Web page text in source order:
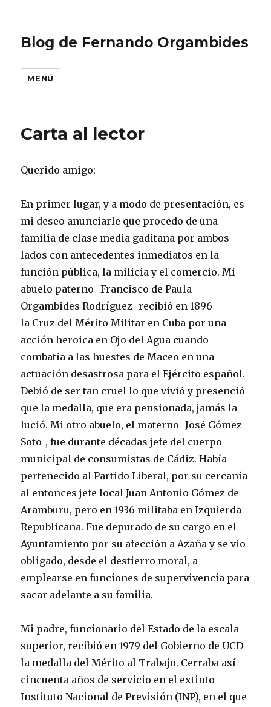
Blog de Fernando Orgambides
MENÚ
Carta al lector
Querido amigo:
En primer lugar, y a modo de presentación, es
mi deseo anunciarle que procedo de una
familia de clase media gaditana por ambos
lados con antecedentes inmediatos en la
función pública, la milicia y el comercio. Mi
abuelo paterno -Francisco de Paula
Orgambides Rodríguez- recibió en 1896
la Cruz del Mérito Militar en Cuba por una
acción heroica en Ojo del Agua cuando
combatía a las huestes de Maceo en una
actuación desastrosa para el Ejército español.
Debió de ser tan cruel lo que vivió y presenció
que la medalla, que era pensionada, jamás la
lució. Mi otro abuelo, el materno -José Gómez
Soto-, fue durante décadas jefe del cuerpo
municipal de consumistas de Cádiz. Había
pertenecido al Partido Liberal, por su cercanía
al entonces jefe local Juan Antonio Gómez de
Aramburu, pero en 1936 militaba en Izquierda
Republicana. Fue depurado de su cargo en el
Ayuntamiento por su afección a Azaña y se vio
obligado, desde el destierro moral, a
emplearse en funciones de supervivencia para
sacar adelante a su familia.
Mi padre, funcionario del Estado de la escala
superior, recibió en 1979 del Gobierno de UCD
la medalla del Mérito al Trabajo. Cerraba así
cincuenta años de servicio en el extinto
Instituto Nacional de Previsión (INP), en el que